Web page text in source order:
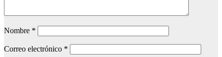
Nombre *
Correo electrónico *